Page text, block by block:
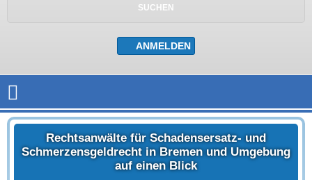
Rechtsanwälte für Schadensersatz- und
Schmerzensgeldrecht in Bremen und Umgebung
auf einen Blick